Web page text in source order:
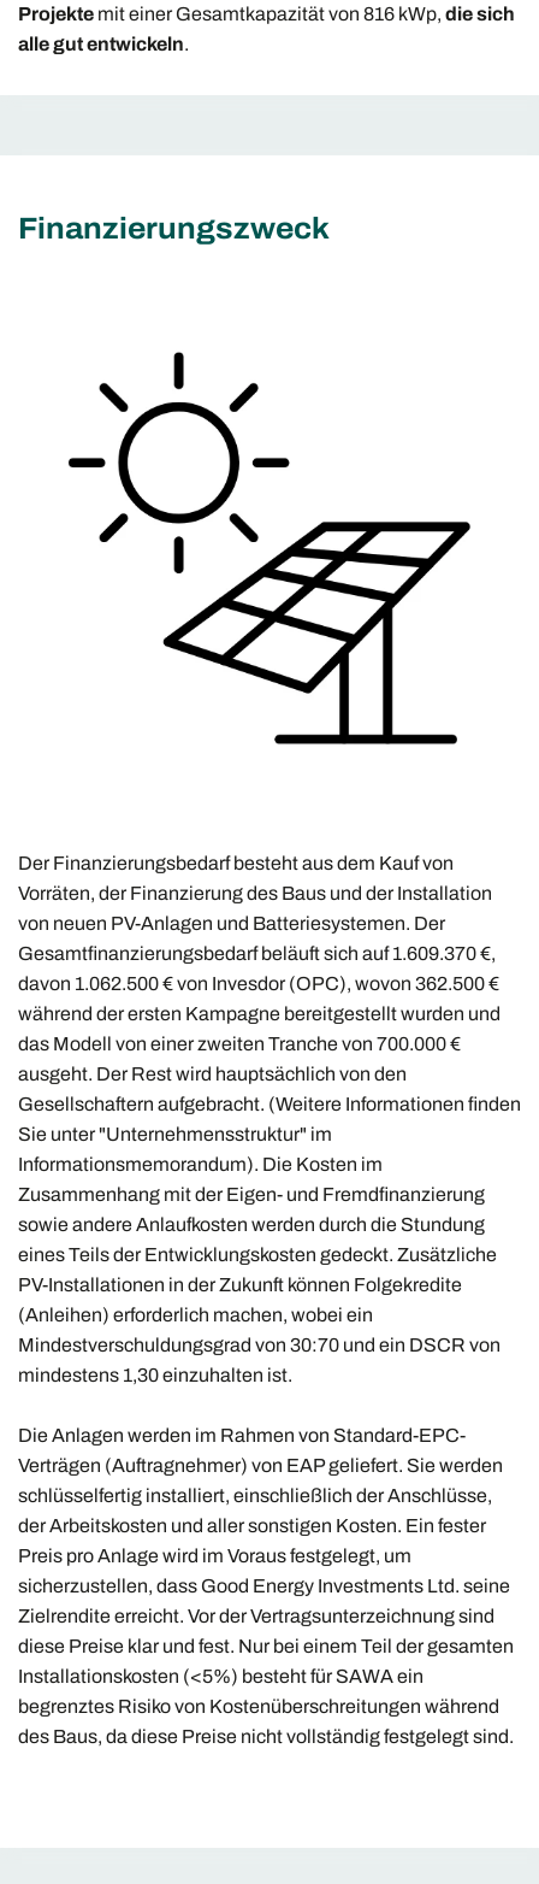
Projekte mit einer Gesamtkapazität von 816 kWp, die sich
alle gut entwickeln.
Finanzierungszweck
Der Finanzierungsbedarf besteht aus dem Kauf von
Vorräten, der Finanzierung des Baus und der Installation
von neuen PV-Anlagen und Batteriesystemen. Der
Gesamtfinanzierungsbedarf beläuft sich auf 1.609.370 €,
davon 1.062.500 € von Invesdor (OPC), wovon 362.500 €
während der ersten Kampagne bereitgestellt wurden und
das Modell von einer zweiten Tranche von 700.000 €
ausgeht. Der Rest wird hauptsächlich von den
Gesellschaftern aufgebracht. (Weitere Informationen finden
Sie unter "Unternehmensstruktur" im
Informationsmemorandum). Die Kosten im
Zusammenhang mit der Eigen- und Fremdfinanzierung
sowie andere Anlaufkosten werden durch die Stundung
eines Teils der Entwicklungskosten gedeckt. Zusätzliche
PV-Installationen in der Zukunft können Folgekredite
(Anleihen) erforderlich machen, wobei ein
Mindestverschuldungsgrad von 30:70 und ein DSCR von
mindestens 1,30 einzuhalten ist.
Die Anlagen werden im Rahmen von Standard-EPC-
Verträgen (Auftragnehmer) von EAP geliefert. Sie werden
schlüsselfertig installiert, einschließlich der Anschlüsse,
der Arbeitskosten und aller sonstigen Kosten. Ein fester
Preis pro Anlage wird im Voraus festgelegt, um
sicherzustellen, dass Good Energy Investments Ltd. seine
Zielrendite erreicht. Vor der Vertragsunterzeichnung sind
diese Preise klar und fest. Nur bei einem Teil der gesamten
Installationskosten (<5%) besteht für SAWA ein
begrenztes Risiko von Kostenüberschreitungen während
des Baus, da diese Preise nicht vollständig festgelegt sind.